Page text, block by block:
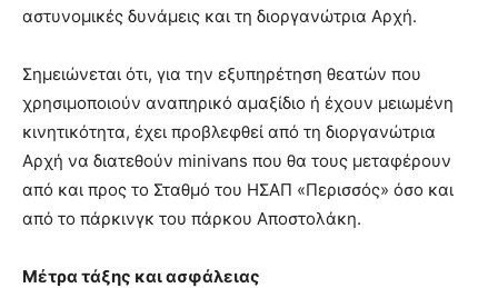
αστυνομικές δυνάμεις και τη διοργανώτρια Αρχή.
Σημειώνεται ότι, για την εξυπηρέτηση θεατών που
χρησιμοποιούν αναπηρικό αμαξίδιο ή έχουν μειωμένη
κινητικότητα, έχει προβλεφθεί από τη διοργανώτρια
Αρχή να διατεθούν minivans που θα τους μεταφέρουν
από και προς το Σταθμό του ΗΣΑΠ «Περισσός» όσο και
από το πάρκινγκ του πάρκου Αποστολάκη.
Μέτρα τάξης και ασφάλειας